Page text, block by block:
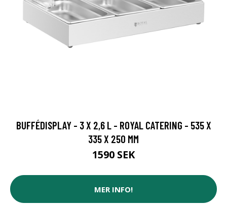
BUFFÉDISPLAY - 3 X 2,6 L - ROYAL CATERING - 535 X
335 X 250 MM
1590 SEK
MER INFO!